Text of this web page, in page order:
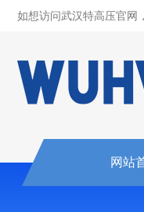
如想访问武汉特高压官网
网站